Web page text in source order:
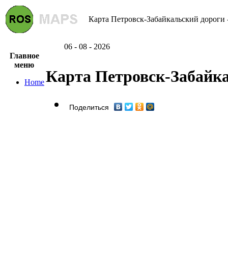
Карта Петровск-Забайкальский дороги
06 - 08 - 2026
Главное
меню
HomeКарта Петровск-
Поделиться